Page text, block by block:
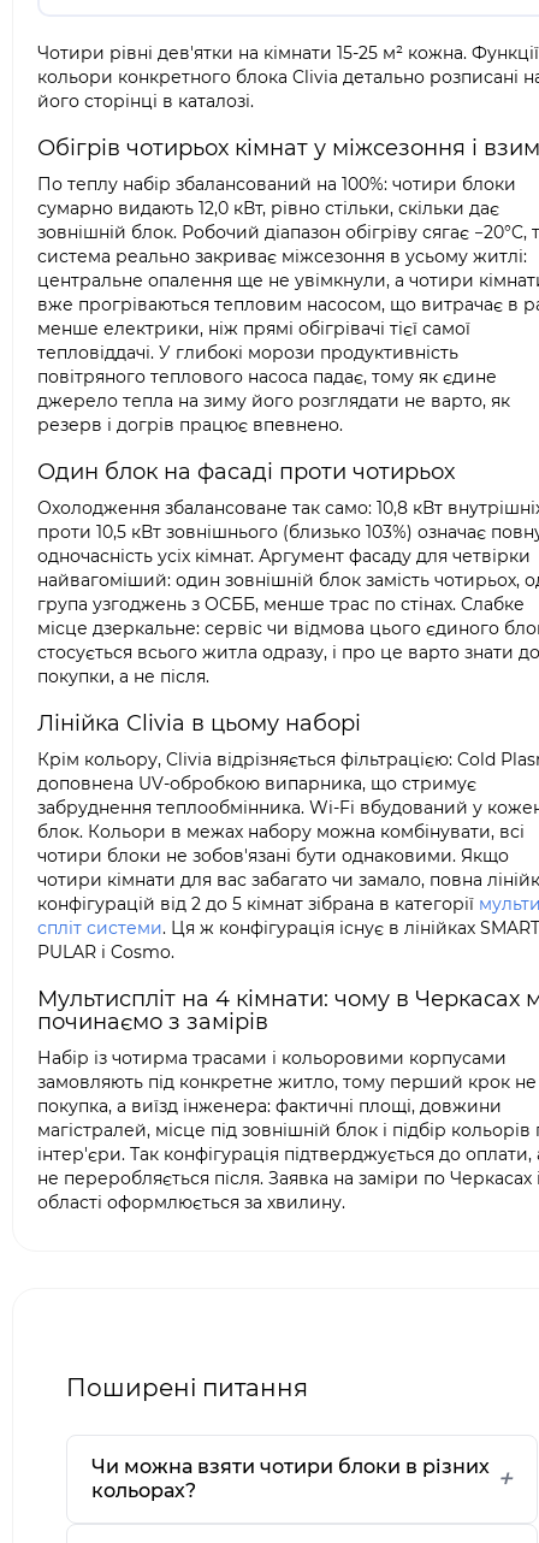
Чотири рівні дев'ятки на кімнати 15-25 м² кожна. Функції
кольори конкретного блока Clivia детально розписані
його сторінці в каталозі.
Обігрів чотирьох кімнат у міжсезоння і
По теплу набір збалансований на 100%: чотири блоки
сумарно видають 12,0 кВт, рівно стільки, скільки дає
зовнішній блок. Робочий діапазон обігріву сягає −20°C,
система реально закриває міжсезоння в усьому житлі:
центральне опалення ще не увімкнули, а чотири
вже прогріваються тепловим насосом, що витрачає в
менше електрики, ніж прямі обігрівачі тієї самої
тепловіддачі. У глибокі морози продуктивність
повітряного теплового насоса падає, тому як єдине
джерело тепла на зиму його розглядати не варто, як
резерв і догрів працює впевнено.
Один блок на фасаді проти чотирьох
Охолодження збалансоване так само: 10,8 кВт
проти 10,5 кВт зовнішнього (близько 103%) означає
одночасність усіх кімнат. Аргумент фасаду для четвірки
найвагоміший: один зовнішній блок замість чотирьох,
група узгоджень з ОСББ, менше трас по стінах. Слабке
місце дзеркальне: сервіс чи відмова цього єдиного
стосується всього житла одразу, і про це варто знати до
покупки, а не після.
Лінійка Clivia в цьому наборі
Крім кольору, Clivia відрізняється фільтрацією: Cold
доповнена UV-обробкою випарника, що стримує
забруднення теплообмінника. Wi-Fi вбудований у
блок. Кольори в межах набору можна комбінувати, всі
чотири блоки не зобов'язані бути однаковими. Якщо
чотири кімнати для вас забагато чи замало, повна
конфігурацій від 2 до 5 кімнат зібрана в категорії
спліт системи. Ця ж конфігурація існує в лінійках
PULAR і Cosmo.
Мультиспліт на 4 кімнати: чому в Черкасах
починаємо з замірів
Набір із чотирма трасами і кольоровими корпусами
замовляють під конкретне житло, тому перший крок не
покупка, а виїзд інженера: фактичні площі, довжини
магістралей, місце під зовнішній блок і підбір кольорів
інтер'єри. Так конфігурація підтверджується до оплати,
не переробляється після. Заявка на заміри по Черкасах
області оформлюється за хвилину.
Поширені питання
Чи можна взяти чотири блоки в різних
кольорах?